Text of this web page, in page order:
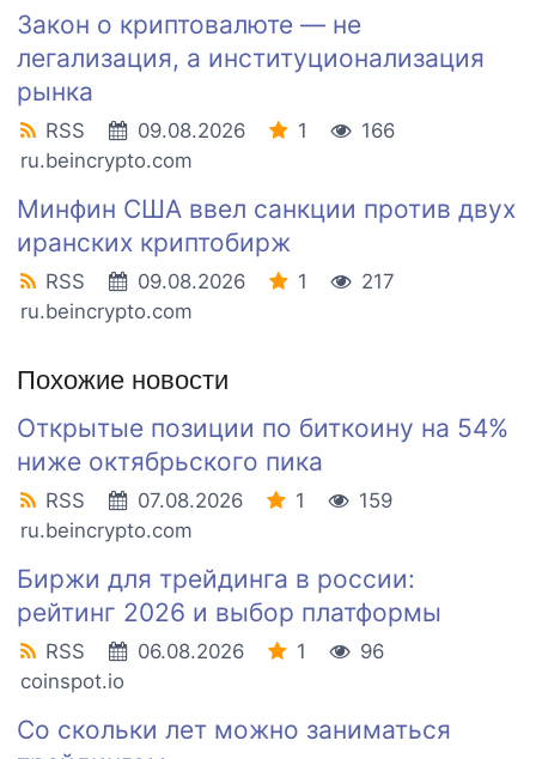
Закон о криптовалюте — не
легализация, а институционализация
рынка
RSS 09.08.2026 1
166
ru.beincrypto.com
Минфин США ввел санкции против двух
иранских криптобирж
RSS 09.08.2026 1
217
ru.beincrypto.com
Похожие новости
Открытые позиции по биткоину на 54%
ниже октябрьского пика
RSS 07.08.2026 1
159
ru.beincrypto.com
Биржи для трейдинга в россии:
рейтинг 2026 и выбор платформы
RSS 06.08.2026 1
96
coinspot.io
Со скольки лет можно заниматься